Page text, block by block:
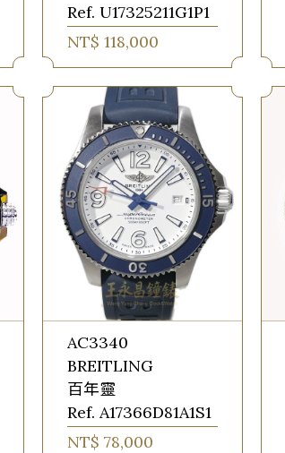
Ref. U17325211G1P1
NT$ 118,000
AC3340
BREITLING
百年靈
Ref. A17366D81A1S1
NT$ 78,000